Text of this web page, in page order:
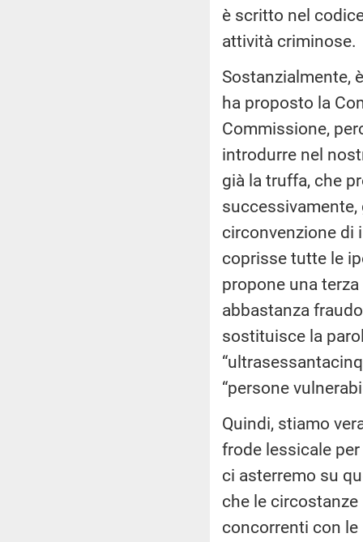
è scritto nel
attività criminose.
Sostanzialmente,
ha proposto la
Commissione,
introdurre nel
già la truffa, che
circonvenzione di
coprisse tutte le
propone una
abbastanza
sostituisce la
“persone
Quindi, stiamo
frode lessicale
ci asterremo su
che le
concorrenti con